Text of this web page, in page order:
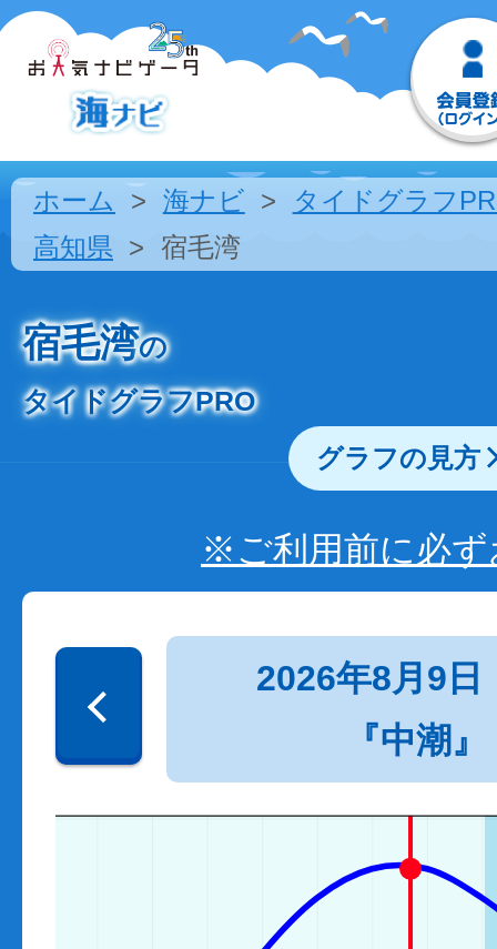
ホーム 海ナビ
タイドグラフ
高知県
宿毛湾
宿毛湾の
タイドグラフPRO
グラフの見方
※ご利用前に必
2026年8月9日
『中潮』